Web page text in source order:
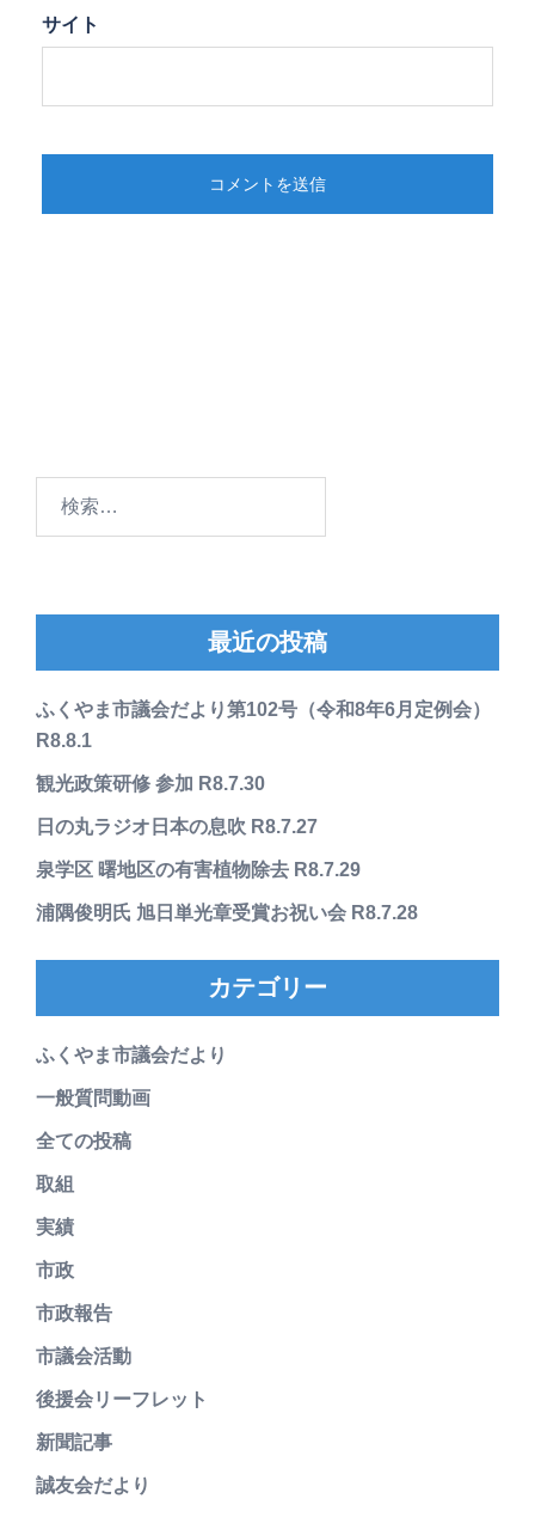
サイト
最近の投稿
ふくやま市議会だより第102号（令和8年6月定例会）
R8.8.1
観光政策研修 参加 R8.7.30
日の丸ラジオ日本の息吹 R8.7.27
泉学区 曙地区の有害植物除去 R8.7.29
浦隅俊明氏 旭日単光章受賞お祝い会 R8.7.28
カテゴリー
ふくやま市議会だより
一般質問動画
全ての投稿
取組
実績
市政
市政報告
市議会活動
後援会リーフレット
新聞記事
誠友会だより